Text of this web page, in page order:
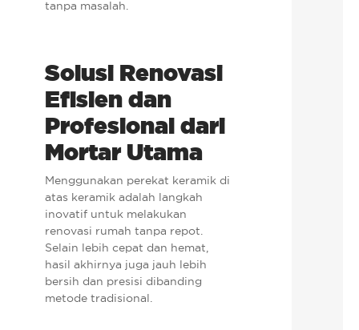
tanpa masalah.
Solusi Renovasi
Efisien dan
Profesional dari
Mortar Utama
Menggunakan perekat keramik di
atas keramik adalah langkah
inovatif untuk melakukan
renovasi rumah tanpa repot.
Selain lebih cepat dan hemat,
hasil akhirnya juga jauh lebih
bersih dan presisi dibanding
metode tradisional.